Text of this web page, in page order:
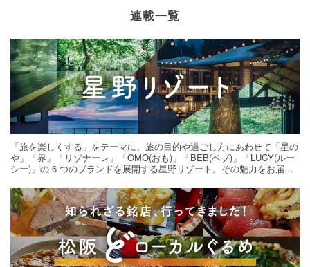
連載一覧
「旅を楽しくする」をテーマに、旅の目的や過ごし方にあわせて「星の
や」「界」「リゾナーレ」「OMO(おも)」「BEB(ベブ)」「LUCY(ルー
シー)」の 6 つのブランドを展開する星野リゾート。その魅力をお届け